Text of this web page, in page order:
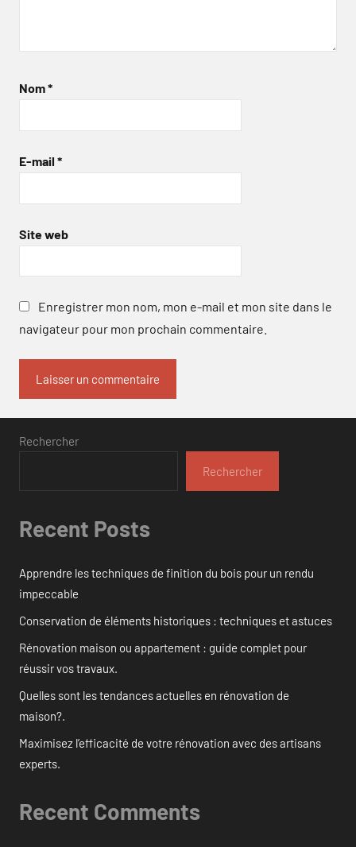
Nom*
E-mail *
Site web
Enregistrer mon nom, mon e-mail et mon site dans le
navigateur pour mon prochain commentaire.
Rechercher
Rechercher
Recent Posts
Apprendre les techniques de finition du bois pour un rendu
impeccable
Conservation de éléments historiques : techniques et astuces
Rénovation maison ou appartement : guide complet pour
réussir vos travaux.
Quelles sont les tendances actuelles en rénovation de
maison?.
Maximisez l’efficacité de votre rénovation avec des artisans
experts.
Recent Comments